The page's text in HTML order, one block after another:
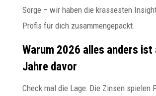
Sorge – wir haben die krassesten
Profis für dich zusammengepackt.
Warum 2026 alles anders ist
Jahre davor
Check mal die Lage: Die Zinsen spielen